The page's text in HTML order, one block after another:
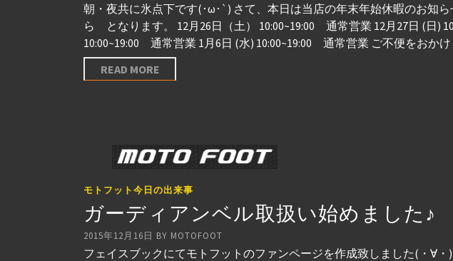
朝・夜共に氷点下です(･ω･`) さて、本日は当店の年末年始休暇のお知
ら となります。 12月26日（土） 10:00~19:00 通常営業 12月27日 (日)
10:00~19:00 通常営業 1月6日 (水) 10:00~19:00 通常営業 ご不便をおか
READ MORE
モトフット今日の出来事
ガーディアンベル取扱い始めました♪
2015年12月16日 BY MOTOFOOT
フェイスブックにてモトフットのファンページを作成致しました(・∀